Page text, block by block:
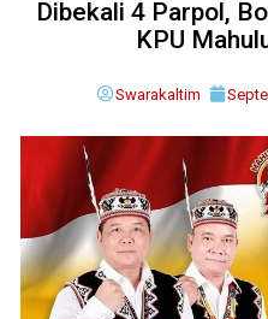
Dibekali 4 Parpol,
KPU
Swarakaltim